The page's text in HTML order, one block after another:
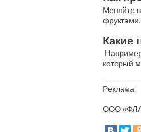
Меняйте
фруктами.
Какие
который
Реклама
ООО